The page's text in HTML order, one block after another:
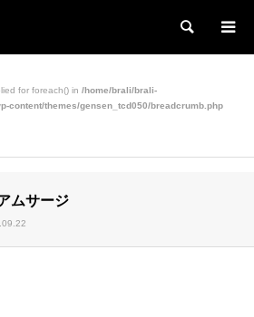
検索
for foreach() in /home/brali/brali-
content/themes/gensen_tcd050/breadcrumb.php
ムサージ